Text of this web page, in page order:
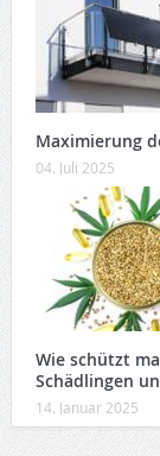
Maximierung
04. Juli 2025
Wie schützt
Schädlingen
14. Januar 2025